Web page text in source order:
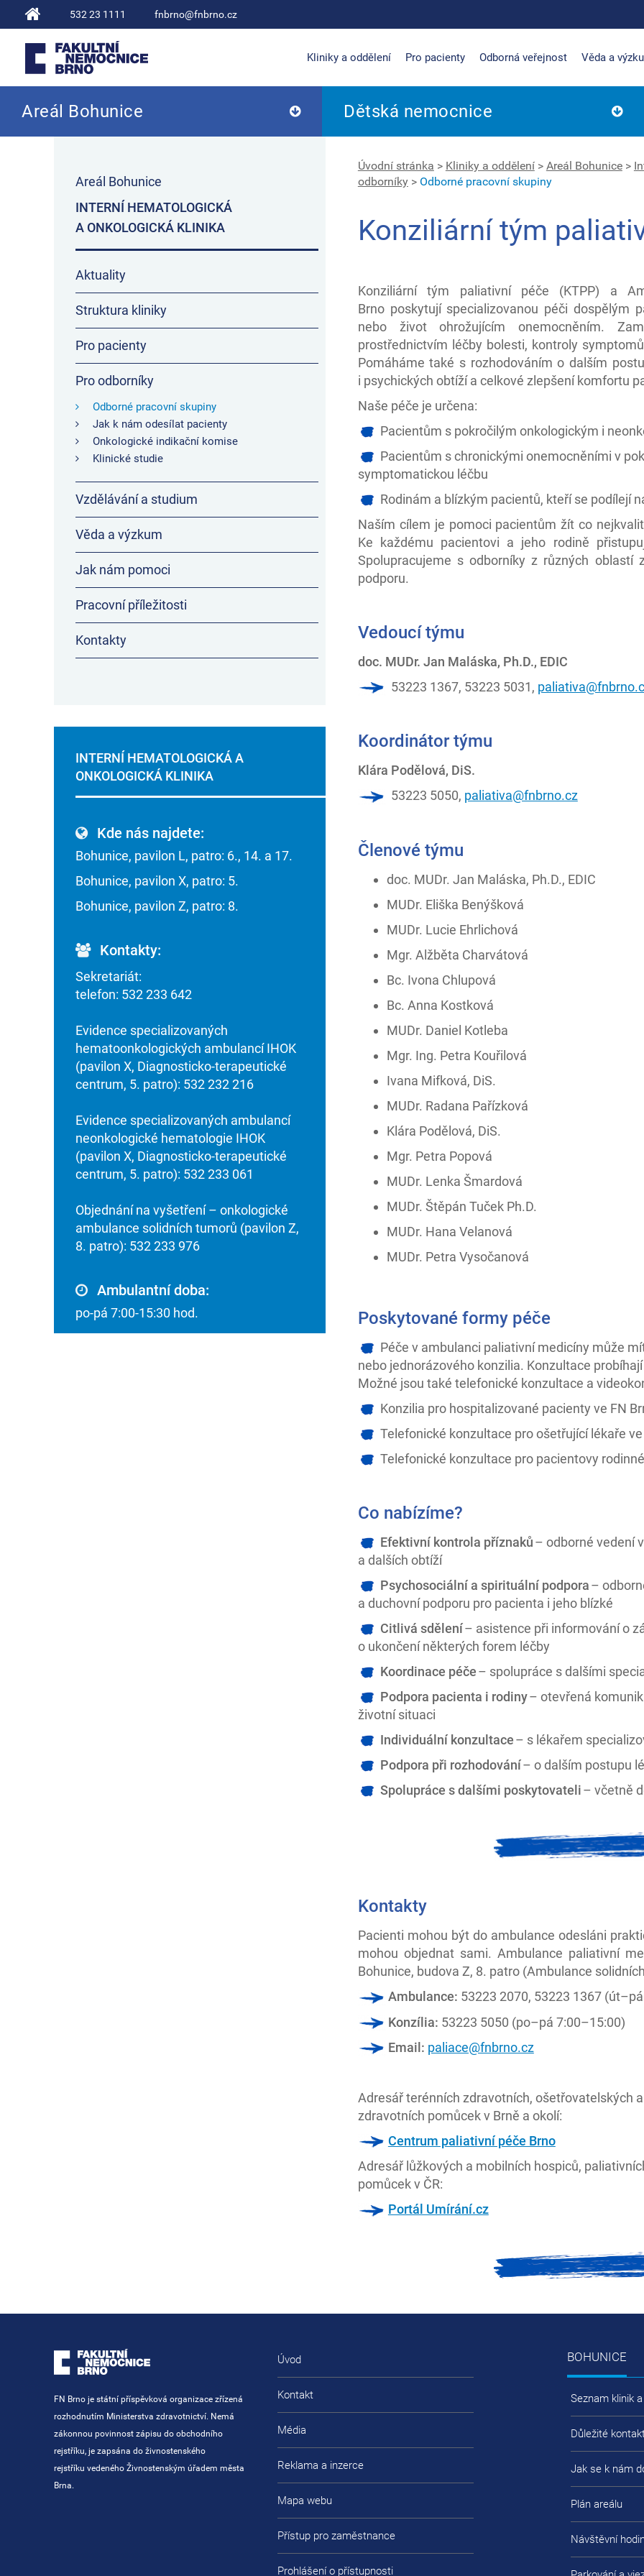
532 23 1111 fnbrno@fnbrno.cz
Fakultní nemocnice Brno
Kliniky a oddělení Pro pacienty Odborná veřejnost Věda a
Areál Bohunice Dětská nemocnice
Úvodní stránka > Kliniky a oddělení> Areál Bohunice>
odborníky> Odborné pracovní skupiny
Konziliární tým
Konziliární tým paliativní péče (KTPP) a
Brno poskytují specializovanou péči dospělým
nebo život ohrožujícím onemocněním.
prostřednictvím léčby bolesti, kontroly
Pomáháme také s rozhodováním o dalším
i psychických obtíží a celkové zlepšení komfortu
Naše péče je určena:
Pacientům s pokročilým onkologickým i
Pacientům s chronickými onemocněními v
symptomatickou léčbu
Rodinám a blízkým pacientů, kteří se podílejí
Naším cílem je pomoci pacientům žít co
Ke každému pacientovi a jeho rodině
Spolupracujeme s odborníky z různých oblastí
podporu.
Vedoucí týmu
doc. MUDr. Jan Maláska, Ph.D., EDIC
53223 1367, 53223 5031,
Koordinátor týmu
Klára Podělová, DiS.
53223 5050, paliativa@fnbrno.cz
Členové týmu
doc. MUDr. Jan Maláska, Ph.D., EDIC
MUDr. Eliška Benýšková
MUDr. Lucie Ehrlichová
Mgr. Alžběta Charvátová
Bc. Ivona Chlupová
Bc. Anna Kostková
MUDr. Daniel Kotleba
Mgr. Ing. Petra Kouřilová
Ivana Mifková, DiS.
MUDr. Radana Pařízková
Klára Podělová, DiS.
Mgr. Petra Popová
MUDr. Lenka Šmardová
MUDr. Štěpán Tuček Ph.D.
MUDr. Hana Velanová
MUDr. Petra Vysočanová
Poskytované formy péče
Péče v ambulanci paliativní medicíny může
nebo jednorázového konzilia. Konzultace
Možné jsou také telefonické konzultace a
Konzilia pro hospitalizované pacienty ve FN
Telefonické konzultace pro ošetřující lékaře
Telefonické konzultace pro pacientovy
Co nabízíme?
Efektivní kontrola příznaků– odborné vedení
a dalších obtíží
Psychosociální a spirituální podpora–
a duchovní podporu pro pacienta i jeho blízké
Citlivá sdělení– asistence při informování o
o ukončení některých forem léčby
Koordinace péče– spolupráce s dalšími
Podpora pacienta i rodiny– otevřená
životní situaci
Individuální konzultace– s lékařem
Podpora při rozhodování– o dalším postupu
Spolupráce s dalšími poskytovateli– včetně
Kontakty
Pacienti mohou být do ambulance odesláni
mohou objednat sami. Ambulance paliativní
Bohunice, budova Z, 8. patro (Ambulance
Ambulance: 53223 2070, 53223 1367
Konzília: 53223 5050 (po–pá 7:00–15:00)
Email: paliace@fnbrno.cz
Adresář terénních zdravotních, ošetřovatelských
zdravotních pomůcek v Brně a okolí:
Centrum paliativní péče Brno
Adresář lůžkových a mobilních hospiců,
pomůcek v ČR:
Portál Umírání.cz
Areál Bohunice
INTERNÍ HEMATOLOGICKÁ
A ONKOLOGICKÁ KLINIKA
Aktuality
Struktura kliniky
Pro pacienty
Pro odborníky
Odborné pracovní skupiny
Jak k nám odesílat pacienty
Onkologické indikační komise
Klinické studie
Vzdělávání a studium
Věda a výzkum
Jak nám pomoci
Pracovní příležitosti
Kontakty
INTERNÍ HEMATOLOGICKÁ A
ONKOLOGICKÁ KLINIKA
Kde nás najdete:
Bohunice, pavilon L, patro: 6., 14. a 17.
Bohunice, pavilon X, patro: 5.
Bohunice, pavilon Z, patro: 8.
Kontakty:
Sekretariát:
telefon: 532 233 642
Evidence specializovaných
hematoonkologických ambulancí IHOK
(pavilon X, Diagnosticko-terapeutické
centrum, 5. patro): 532 232 216
Evidence specializovaných ambulancí
neonkologické hematologie IHOK
(pavilon X, Diagnosticko-terapeutické
centrum, 5. patro): 532 233 061
Objednání na vyšetření – onkologické
ambulance solidních tumorů (pavilon Z,
8. patro): 532 233 976
Ambulantní doba:
po-pá 7:00-15:30 hod.
FN Brno je státní příspěvková organizace zřízená
rozhodnutím Ministerstva zdravotnictví. Nemá
zákonnou povinnost zápisu do obchodního
rejstříku, je zapsána do živnostenského
rejstříku vedeného Živnostenským úřadem města
Brna.
Úvod
Kontakt
Média
Reklama a inzerce
Mapa webu
Přístup pro zaměstnance
Prohlášení o přístupnosti
BOHUNICE
Seznam klinik
Důležité
Jak se k nám
Plán areálu
Návštěvní